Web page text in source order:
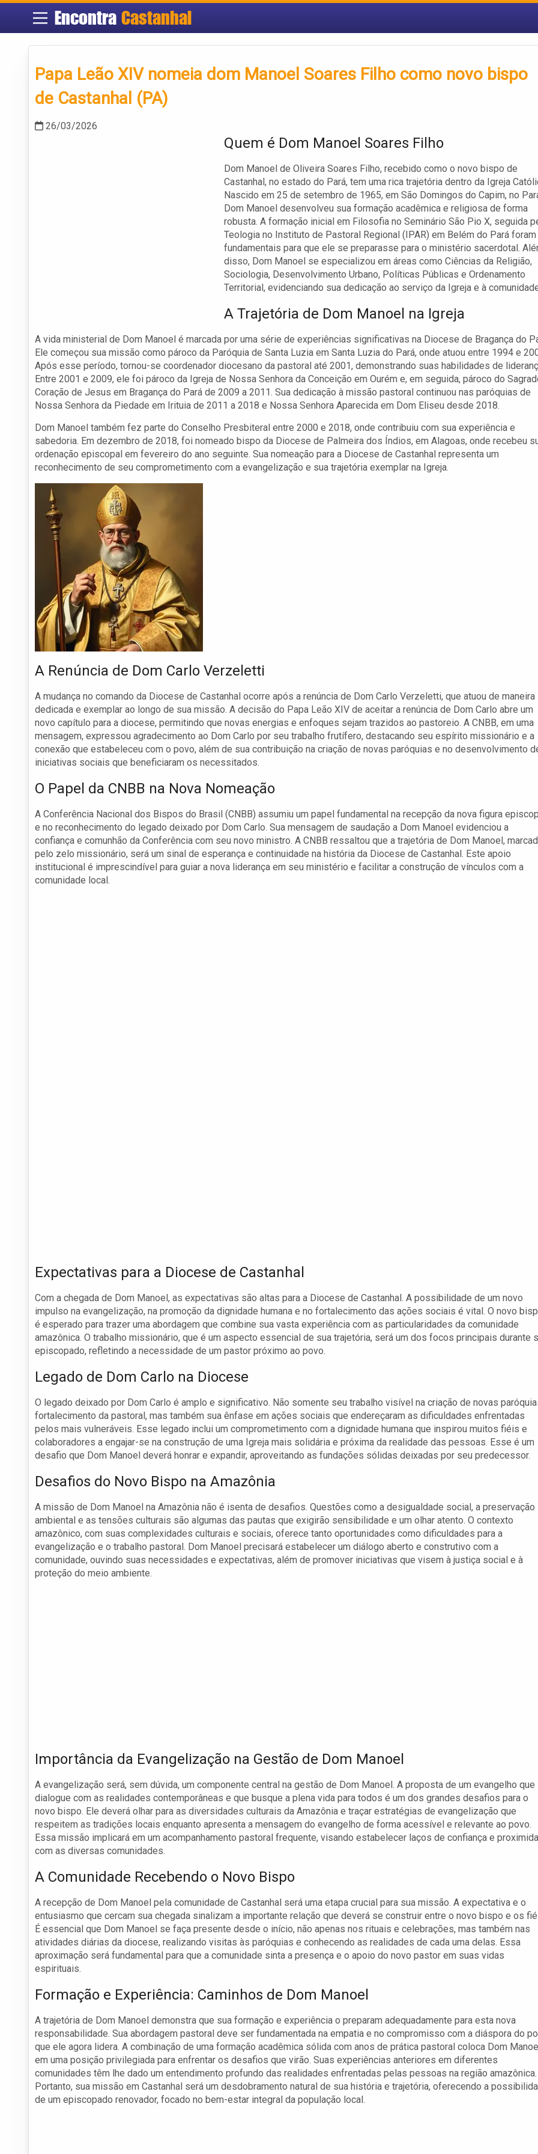
Encontra Castanhal
Papa Leão XIV nomeia dom Manoel Soares Filho como novo bispo
de Castanhal (PA)
26/03/2026
Quem é Dom Manoel Soares Filho
Dom Manoel de Oliveira Soares Filho, recebido como o novo bispo de
Castanhal, no estado do Pará, tem uma rica trajetória dentro da Igreja
Nascido em 25 de setembro de 1965, em São Domingos do Capim, no
Dom Manoel desenvolveu sua formação acadêmica e religiosa de forma
robusta. A formação inicial em Filosofia no Seminário São Pio X, seguida
Teologia no Instituto de Pastoral Regional (IPAR) em Belém do Pará foram
fundamentais para que ele se preparasse para o ministério sacerdotal.
disso, Dom Manoel se especializou em áreas como Ciências da Religião,
Sociologia, Desenvolvimento Urbano, Políticas Públicas e Ordenamento
Territorial, evidenciando sua dedicação ao serviço da Igreja e à
A Trajetória de Dom Manoel na Igreja
A vida ministerial de Dom Manoel é marcada por uma série de experiências significativas na Diocese de Bragança do
Ele começou sua missão como pároco da Paróquia de Santa Luzia em Santa Luzia do Pará, onde atuou entre 1994 e
Após esse período, tornou-se coordenador diocesano da pastoral até 2001, demonstrando suas habilidades de
Entre 2001 e 2009, ele foi pároco da Igreja de Nossa Senhora da Conceição em Ourém e, em seguida, pároco do
Coração de Jesus em Bragança do Pará de 2009 a 2011. Sua dedicação à missão pastoral continuou nas paróquias de
Nossa Senhora da Piedade em Irituia de 2011 a 2018 e Nossa Senhora Aparecida em Dom Eliseu desde 2018.
Dom Manoel também fez parte do Conselho Presbiteral entre 2000 e 2018, onde contribuiu com sua experiência e
sabedoria. Em dezembro de 2018, foi nomeado bispo da Diocese de Palmeira dos Índios, em Alagoas, onde recebeu
ordenação episcopal em fevereiro do ano seguinte. Sua nomeação para a Diocese de Castanhal representa um
reconhecimento de seu comprometimento com a evangelização e sua trajetória exemplar na Igreja.
A Renúncia de Dom Carlo Verzeletti
A mudança no comando da Diocese de Castanhal ocorre após a renúncia de Dom Carlo Verzeletti, que atuou de maneira
dedicada e exemplar ao longo de sua missão. A decisão do Papa Leão XIV de aceitar a renúncia de Dom Carlo abre um
novo capítulo para a diocese, permitindo que novas energias e enfoques sejam trazidos ao pastoreio. A CNBB, em uma
mensagem, expressou agradecimento ao Dom Carlo por seu trabalho frutífero, destacando seu espírito missionário e a
conexão que estabeleceu com o povo, além de sua contribuição na criação de novas paróquias e no desenvolvimento
iniciativas sociais que beneficiaram os necessitados.
O Papel da CNBB na Nova Nomeação
A Conferência Nacional dos Bispos do Brasil (CNBB) assumiu um papel fundamental na recepção da nova figura
e no reconhecimento do legado deixado por Dom Carlo. Sua mensagem de saudação a Dom Manoel evidenciou a
confiança e comunhão da Conferência com seu novo ministro. A CNBB ressaltou que a trajetória de Dom Manoel,
pelo zelo missionário, será um sinal de esperança e continuidade na história da Diocese de Castanhal. Este apoio
institucional é imprescindível para guiar a nova liderança em seu ministério e facilitar a construção de vínculos com a
comunidade local.
Expectativas para a Diocese de Castanhal
Com a chegada de Dom Manoel, as expectativas são altas para a Diocese de Castanhal. A possibilidade de um novo
impulso na evangelização, na promoção da dignidade humana e no fortalecimento das ações sociais é vital. O novo
é esperado para trazer uma abordagem que combine sua vasta experiência com as particularidades da comunidade
amazônica. O trabalho missionário, que é um aspecto essencial de sua trajetória, será um dos focos principais durante
episcopado, refletindo a necessidade de um pastor próximo ao povo.
Legado de Dom Carlo na Diocese
O legado deixado por Dom Carlo é amplo e significativo. Não somente seu trabalho visível na criação de novas
fortalecimento da pastoral, mas também sua ênfase em ações sociais que endereçaram as dificuldades enfrentadas
pelos mais vulneráveis. Esse legado inclui um comprometimento com a dignidade humana que inspirou muitos fiéis e
colaboradores a engajar-se na construção de uma Igreja mais solidária e próxima da realidade das pessoas. Esse é um
desafio que Dom Manoel deverá honrar e expandir, aproveitando as fundações sólidas deixadas por seu predecessor.
Desafios do Novo Bispo na Amazônia
A missão de Dom Manoel na Amazônia não é isenta de desafios. Questões como a desigualdade social, a preservação
ambiental e as tensões culturais são algumas das pautas que exigirão sensibilidade e um olhar atento. O contexto
amazônico, com suas complexidades culturais e sociais, oferece tanto oportunidades como dificuldades para a
evangelização e o trabalho pastoral. Dom Manoel precisará estabelecer um diálogo aberto e construtivo com a
comunidade, ouvindo suas necessidades e expectativas, além de promover iniciativas que visem à justiça social e à
proteção do meio ambiente.
Importância da Evangelização na Gestão de Dom Manoel
A evangelização será, sem dúvida, um componente central na gestão de Dom Manoel. A proposta de um evangelho que
dialogue com as realidades contemporâneas e que busque a plena vida para todos é um dos grandes desafios para o
novo bispo. Ele deverá olhar para as diversidades culturais da Amazônia e traçar estratégias de evangelização que
respeitem as tradições locais enquanto apresenta a mensagem do evangelho de forma acessível e relevante ao povo.
Essa missão implicará em um acompanhamento pastoral frequente, visando estabelecer laços de confiança e
com as diversas comunidades.
A Comunidade Recebendo o Novo Bispo
A recepção de Dom Manoel pela comunidade de Castanhal será uma etapa crucial para sua missão. A expectativa e o
entusiasmo que cercam sua chegada sinalizam a importante relação que deverá se construir entre o novo bispo e os
É essencial que Dom Manoel se faça presente desde o início, não apenas nos rituais e celebrações, mas também nas
atividades diárias da diocese, realizando visitas às paróquias e conhecendo as realidades de cada uma delas. Essa
aproximação será fundamental para que a comunidade sinta a presença e o apoio do novo pastor em suas vidas
espirituais.
Formação e Experiência: Caminhos de Dom Manoel
A trajetória de Dom Manoel demonstra que sua formação e experiência o preparam adequadamente para esta nova
responsabilidade. Sua abordagem pastoral deve ser fundamentada na empatia e no compromisso com a diáspora do
que ele agora lidera. A combinação de uma formação acadêmica sólida com anos de prática pastoral coloca Dom
em uma posição privilegiada para enfrentar os desafios que virão. Suas experiências anteriores em diferentes
comunidades têm lhe dado um entendimento profundo das realidades enfrentadas pelas pessoas na região amazônica.
Portanto, sua missão em Castanhal será um desdobramento natural de sua história e trajetória, oferecendo a
de um episcopado renovador, focado no bem-estar integral da população local.